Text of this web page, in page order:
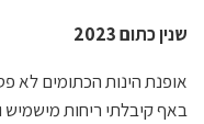
שנין כתום 2023
אופנת הינות הכתומים לא
באף קיבלתי ריחות מישמיש